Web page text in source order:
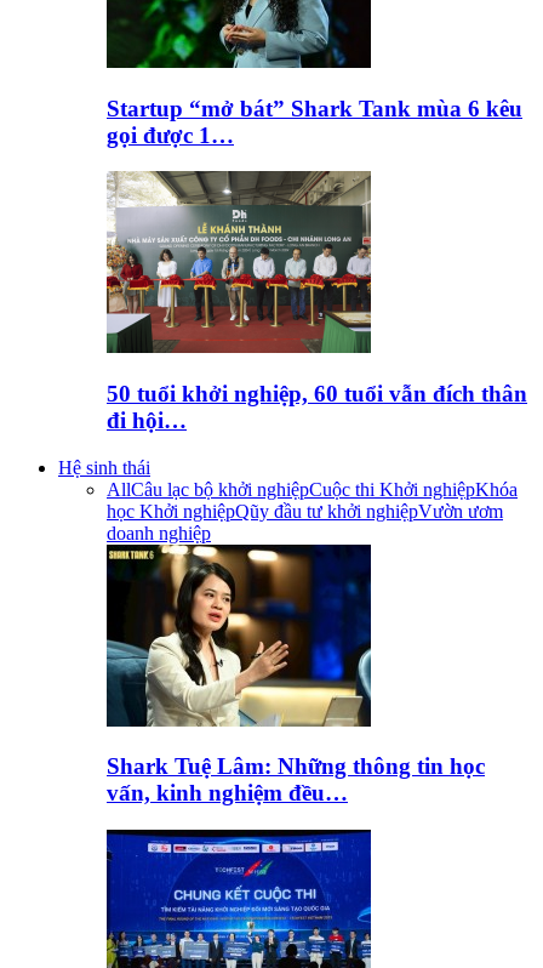
Startup “mở bát” Shark Tank mùa 6 kêu
gọi được 1…
50 tuổi khởi nghiệp, 60 tuổi vẫn đích thân
đi hội…
Hệ sinh thái
AllCâu lạc bộ khởi nghiệpCuộc thi Khởi nghiệpKhóa
học Khởi nghiệpQũy đầu tư khởi nghiệpVườn ươm
doanh nghiệp
Shark Tuệ Lâm: Những thông tin học
vấn, kinh nghiệm đều…